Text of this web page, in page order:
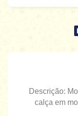
Descrição:
calça em